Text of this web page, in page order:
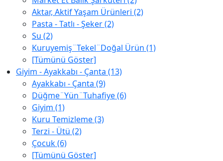
Aktar, Aktif Yaşam Ürünleri (2)
Pasta - Tatlı - Şeker (2)
Su (2)
Kuruyemiş¨Tekel¨Doğal Ürün (1)
[Tümünü Göster]
Giyim - Ayakkabı - Çanta (13)
Ayakkabı - Çanta (9)
Düğme¨Yün¨Tuhafiye (6)
Giyim (1)
Kuru Temizleme (3)
Terzi - Ütü (2)
Çocuk (6)
[Tümünü Göster]